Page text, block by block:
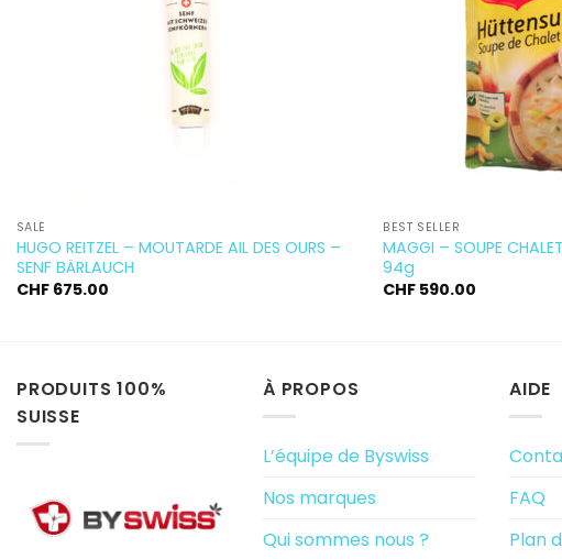
SALÉ
HUGO REITZEL – MOUTARDE AIL DES OURS –
SENF BÄRLAUCH
CHF675.00
BEST SELLER
MAGGI – SOUPE
94g
CHF 590.00
PRODUITS 100%
SUISSE
À PROPOS
L’équipe de Byswiss
Nos marques
Qui sommes nous ?
AIDE
FAQ
Plan